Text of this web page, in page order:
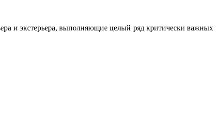
и экстерьера, выполняющие целый ряд критически важных